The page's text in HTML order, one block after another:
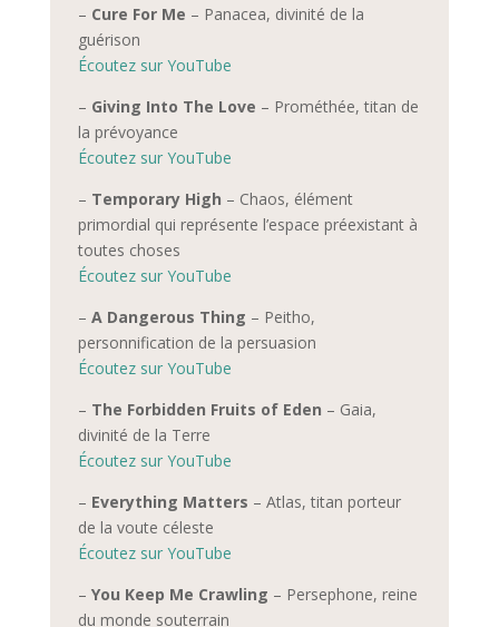
– Cure For Me – Panacea, divinité de la
guérison
Écoutez sur YouTube
– Giving Into The Love – Prométhée, titan de
la prévoyance
Écoutez sur YouTube
– Temporary High – Chaos, élément
primordial qui représente l’espace préexistant à
toutes choses
Écoutez sur YouTube
– A Dangerous Thing – Peitho,
personnification de la persuasion
Écoutez sur YouTube
– The Forbidden Fruits of Eden – Gaia,
divinité de la Terre
Écoutez sur YouTube
– Everything Matters – Atlas, titan porteur
de la voute céleste
Écoutez sur YouTube
– You Keep Me Crawling – Persephone, reine
du monde souterrain